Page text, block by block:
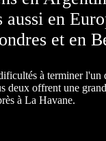
en
et en
à terminer l'un
deux offrent une
à La Havane.